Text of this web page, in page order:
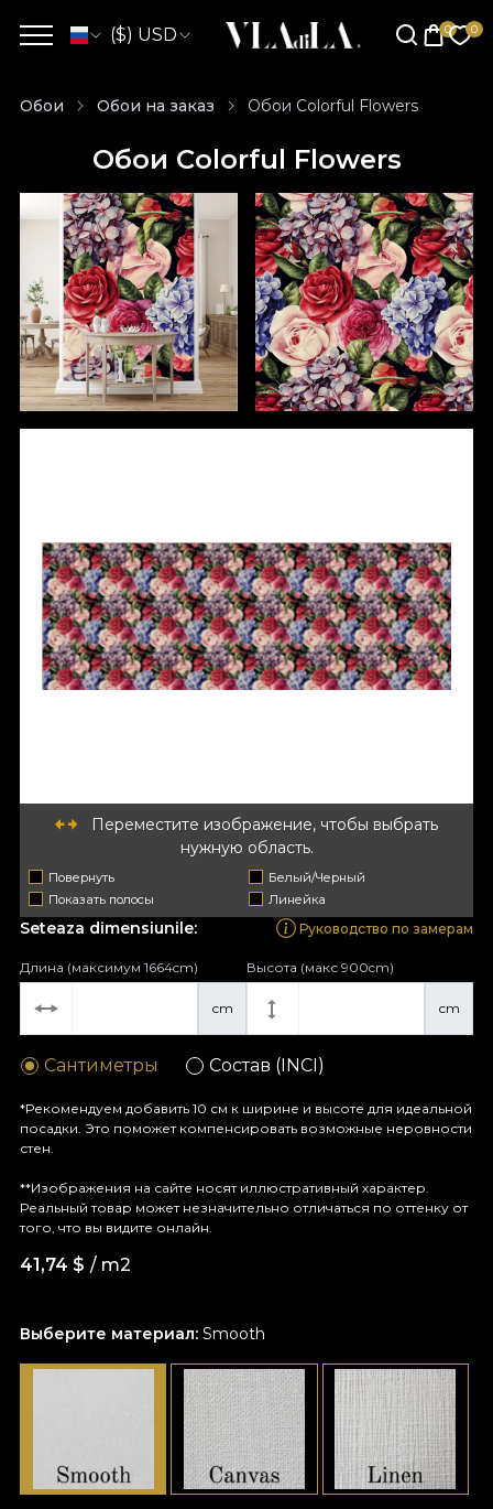
($) USD
Обои Обои на заказ Обои Colorful Flowers
Обои Colorful Flowers
Переместите изображение, чтобы выбрать
нужную область.
Повернуть
Белый/Черный
Показать полосы
Линейка
Выберите материал: Smooth
Seteaza dimensiunile: Руководство по замерам
cm
Длина (максимум 1664cm)
cm
Высота (макс 900cm)
Сантиметры Состав (INCI)
*Рекомендуем добавить 10 см к ширине и высоте для идеальной
посадки. Это поможет компенсировать возможные неровности
стен.
**Изображения на сайте носят иллюстративный характер.
Реальный товар может незначительно отличаться по оттенку от
того, что вы видите онлайн.
41,74 $ / m2